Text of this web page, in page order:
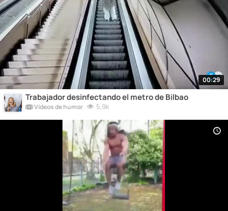
00:29
Trabajador desinfectando el metro de Bilbao
Vídeos de humor 5,9k